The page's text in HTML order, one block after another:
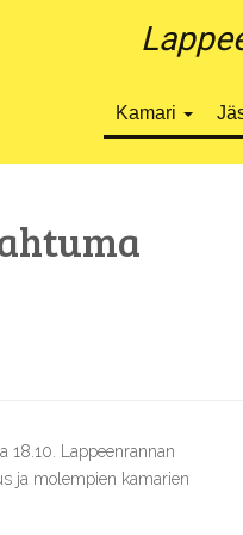
Kamari
18.10. Lappeenrannan
ja molempien kamarien